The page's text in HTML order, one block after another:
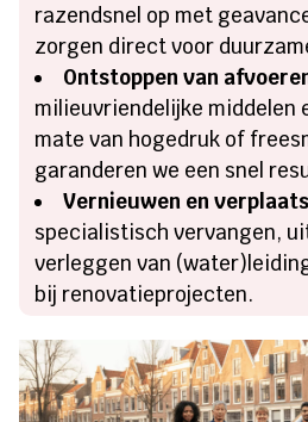
razendsnel op met
zorgen direct voor
Ontstoppen van
milieuvriendelijke middelen
mate van hogedruk of
garanderen we een snel
Vernieuwen en
specialistisch vervangen,
verleggen van
bij renovatieprojecten.